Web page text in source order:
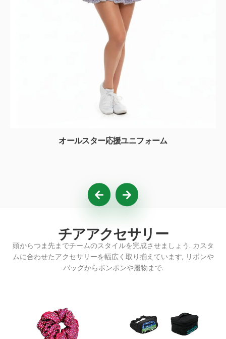
オールスター応援ユニフォーム
チアアク​​セサリー
頭からつま先までチームのスタイルを完成させましょう. カスタ
ムに合わせたアクセサリーを幅広く取り揃えています, リボンや
バッグからポンポンや履物まで.